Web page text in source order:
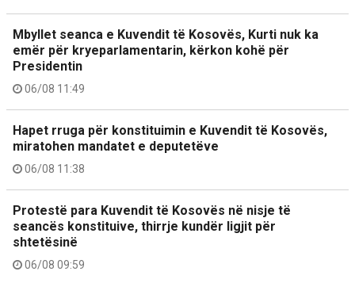
Mbyllet seanca e Kuvendit të Kosovës, Kurti nuk ka
emër për kryeparlamentarin, kërkon kohë për
Presidentin
06/08 11:49
Hapet rruga për konstituimin e Kuvendit të Kosovës,
miratohen mandatet e deputetëve
06/08 11:38
Protestë para Kuvendit të Kosovës në nisje të
seancës konstituive, thirrje kundër ligjit për
shtetësinë
06/08 09:59